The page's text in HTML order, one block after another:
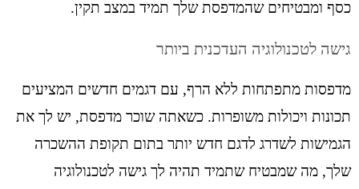
כסף ומבטיחים שהמדפסת שלך תמיד במצב תקין.
גישה לטכנולוגיה העדכנית ביותר
מדפסות מתפתחות ללא הרף, עם דגמים חדשים המציעים
תכונות ויכולות משופרות. כשאתה שוכר מדפסת, יש לך את
הגמישות לשדרג לדגם חדש יותר בתום תקופת ההשכרה
שלך, מה שמבטיח שתמיד תהיה לך גישה לטכנולוגיה